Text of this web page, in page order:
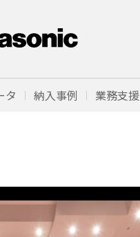
タ 納入事例 業務支援